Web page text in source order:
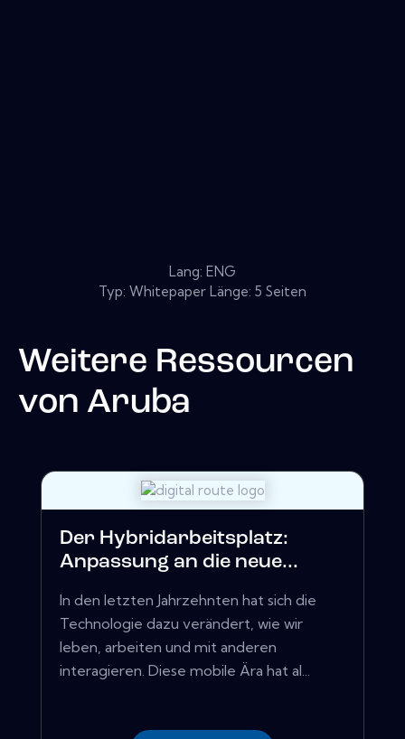
Lang: ENG
Typ: Whitepaper Länge: 5 Seiten
Weitere Ressourcen
von Aruba
Der Hybridarbeitsplatz:
Anpassung an die neue...
In den letzten Jahrzehnten hat sich die
Technologie dazu verändert, wie wir
leben, arbeiten und mit anderen
interagieren. Diese mobile Ära hat al...